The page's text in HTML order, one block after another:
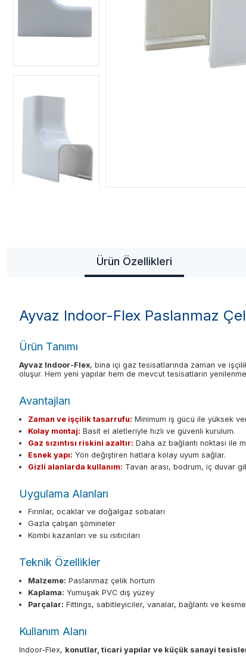
Ürün Özellikleri
Ayvaz Indoor-Flex Paslanmaz
Ürün Tanımı
Ayvaz Indoor-Flex, bina içi gaz tesisatlarında zaman ve
oluşur. Hem yeni yapılar hem de mevcut tesisatların
Avantajları
Zaman ve işçilik tasarrufu: Minimum iş gücü ile yüksek
Kolay montaj: Basit el aletleriyle hızlı ve güvenli kurulum.
Gaz sızıntısı riskini azaltır: Daha az bağlantı noktası ile
Esnek yapı: Yön değiştiren hatlara kolay uyum sağlar.
Gizli alanlarda kullanım: Tavan arası, bodrum, iç duvar
Uygulama Alanları
Fırınlar, ocaklar ve doğalgaz sobaları
Gazla çalışan şömineler
Kombi kazanları ve su ısıtıcıları
Teknik Özellikler
Malzeme: Paslanmaz çelik hortum
Kaplama: Yumuşak PVC dış yüzey
Parçalar: Fittings, sabitleyiciler, vanalar, bağlantı ve
Kullanım Alanı
Indoor-Flex, konutlar, ticari yapılar ve küçük sanayi